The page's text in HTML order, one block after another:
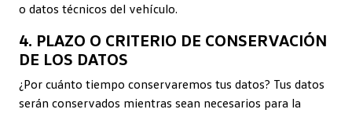
o datos técnicos del vehículo.
4. PLAZO O CRITERIO DE CONSERVACIÓN
DE LOS DATOS
¿Por cuánto tiempo conservaremos tus datos? Tus datos
serán conservados mientras sean necesarios para la